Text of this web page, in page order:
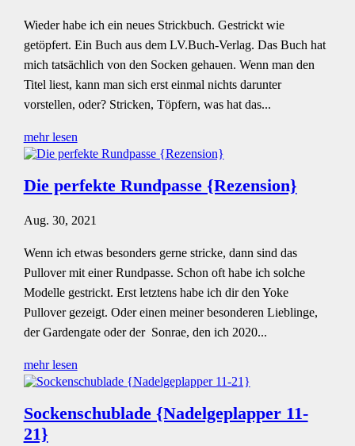
Wieder habe ich ein neues Strickbuch. Gestrickt wie
getöpfert. Ein Buch aus dem LV.Buch-Verlag. Das Buch hat
mich tatsächlich von den Socken gehauen. Wenn man den
Titel liest, kann man sich erst einmal nichts darunter
vorstellen, oder? Stricken, Töpfern, was hat das...
mehr lesen
Die perfekte Rundpasse {Rezension}
Aug. 30, 2021
Wenn ich etwas besonders gerne stricke, dann sind das
Pullover mit einer Rundpasse. Schon oft habe ich solche
Modelle gestrickt. Erst letztens habe ich dir den Yoke
Pullover gezeigt. Oder einen meiner besonderen Lieblinge,
der Gardengate oder der Sonrae, den ich 2020...
mehr lesen
Sockenschublade {Nadelgeplapper 11-
21}